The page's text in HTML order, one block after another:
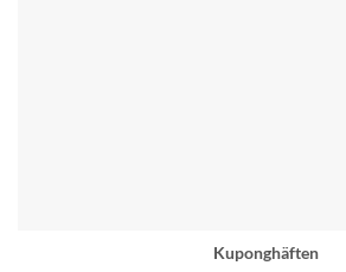
Kuponghäften